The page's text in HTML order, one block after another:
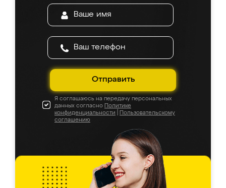
Отправить
Я соглашаюсь на передачу персональных
данных согласно Политике
конфиденциальности
Пользовательскому
соглашению